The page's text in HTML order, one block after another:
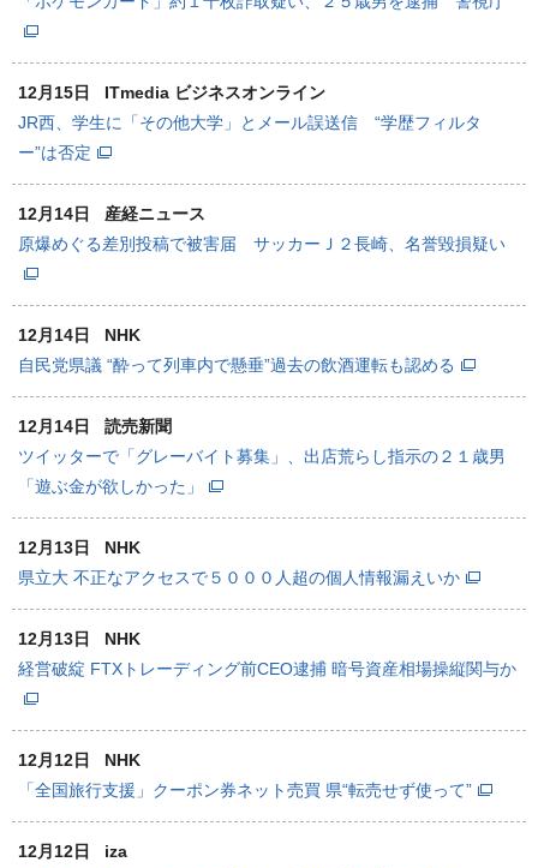
12月15日
ITmedia ビジネスオンライン
JR西、学生に「その他大学」とメール誤送信 “学歴フィルタ
ー”は否定
12月14日
産経ニュース
原爆めぐる差別投稿で被害届 サッカーＪ２長崎、名誉毀損疑い
12月14日
NHK
自民党県議 “酔って列車内で懸垂”過去の飲酒運転も認める
12月14日
読売新聞
ツイッターで「グレーバイト募集」、出店荒らし指示の２１歳男
「遊ぶ金が欲しかった」
12月13日
NHK
県立大 不正なアクセスで５０００人超の個人情報漏えいか
12月13日
NHK
経営破綻 FTXトレーディング前CEO逮捕 暗号資産相場操縦関与か
12月12日
NHK
「全国旅行支援」クーポン券ネット売買 県“転売せず使って”
12月12日
iza